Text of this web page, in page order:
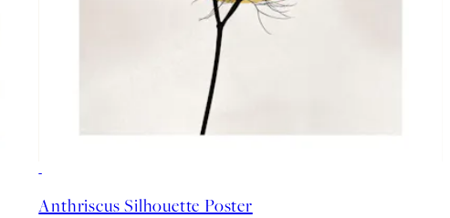
Anthriscus Silhouette Poster